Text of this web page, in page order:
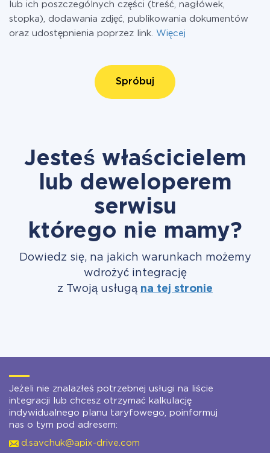
lub ich poszczególnych części (treść, nagłówek,
stopka), dodawania zdjęć, publikowania dokumentów
oraz udostępnienia poprzez link. Więcej
Spróbuj
Jesteś właścicielem
lub deweloperem
serwisu
którego nie mamy?
Dowiedz się, na jakich warunkach możemy
wdrożyć integrację
z Twoją usługą na tej stronie
Jeżeli nie znalazłeś potrzebnej usługi na liście
integracji lub chcesz otrzymać kalkulację
indywidualnego planu taryfowego, poinformuj
nas o tym pod adresem:
d.savchuk@apix-drive.com